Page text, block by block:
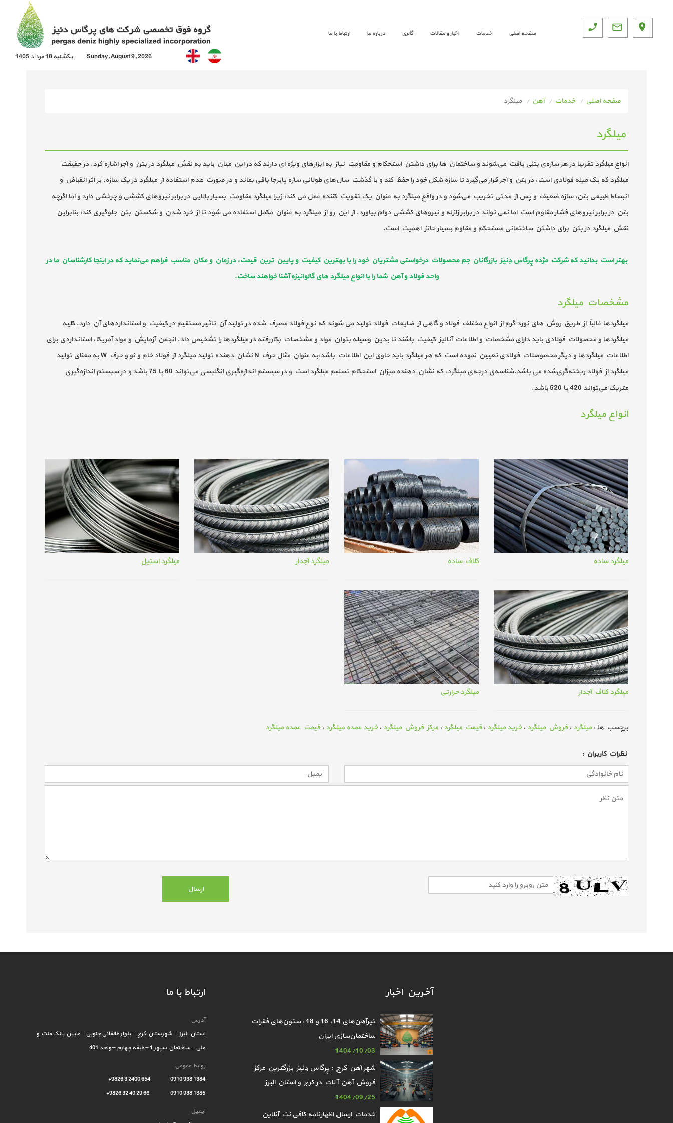
صفحه اصلی خدمات اخبار و مقالات گالری درباره ما ارتباط با ما
يكشنبه 18 مرداد 1405 Sunday, August 9, 2026
صفحه اصلی خدمات آهن میلگرد
میلگرد
انواع میلگرد تقریبا در هر سازه‌ی بتنی یافت می‌شوند و ساختمان ‌ها برای داشتن استحکام و مقاومت نیاز به ابزارهای ویژه ‌ای دارند که در این میان باید به نقش میلگرد در بتن و آجر اشاره کرد. در حقیقت
میلگرد که یک میله فولادی است، در بتن و آجر قرار می‌گیرد تا سازه شکل خود را حفظ کند و با گذشت سال‌های طولانی سازه پابرجا باقی بماند و در صورت عدم استفاده از میلگرد در یک سازه، بر اثر انقباض و
انبساط طبیعی بتن، سازه ضعیف و پس از مدتی تخریب می‌شود و در واقع میلگرد به عنوان یک تقویت کننده عمل می کند؛ زیرا میلگرد مقاومت بسیار بالایی در برابر نیروهای کششی و چرخشی دارد و اما اگرچه
بتن در برابر نیروهای فشار مقاوم است اما نمی تواند در برابر زلزله و نیروهای کششی دوام بیاورد. از این رو از میلگرد به عنوان مکمل استفاده می شود تا از خرد شدن و شکستن بتن جلوگیری کند؛ بنابراین
نقش میلگرد در بتن برای داشتن ساختمانی مستحکم و مقاوم بسیار حائز اهمیت است.
بهتر است بدانید که شرکت مژده پِرگاس دِنیز بازرگانان جم محصولات درخواستی مشتریان خود را با بهترین کیفیت و پایین ترین قیمت، در زمان و مکان مناسب فراهم می‌نماید که در اینجا کارشناسان ما در
واحد فولاد و آهن شما را با انواع میلگرد های گالوانیزه آشنا خواهند ساخت.
مشخصات میلگرد
میلگردها غالباً از طریق روش های نورد گرم از انواع مختلف فولاد و گاهی از ضایعات فولاد تولید می شوند که نوع فولاد مصرف شده در تولید آن تاثیر مستقیم در کیفیت و استانداردهای آن دارد. کلیه
میلگردها و محصولات فولادی باید دارای مشخصات و اطلاعات آنالیز کیفیت باشند تا بدین وسیله بتوان مواد و مشخصات بکاررفته در میلگردها را تشخیص داد. انجمن آزمایش و مواد آمریکا، استانداردی برای
اطلاعات میلگردها و دیگر محصوصلات فولادی تعیین نموده است که هر میلگرد باید حاوی این اطلاعات باشد:به عنوان مثال حرف N نشان دهنده تولید میلگرد از فولاد خام و نو و حرف W به معنای تولید
میلگرد از فولاد ریخته‌گری‌شده می باشد.شناسه‌ی درجه‌ی میلگرد، که نشان دهنده میزان استحکام تسلیم میلگرد است و در سیستم اندازه‌گیری انگلیسی می‌تواند 60 یا 75 باشد و در سیستم اندازه‌گیری
متریک می‌تواند 420 یا 520 باشد.
انواع میلگرد
میلگرد ساده کلاف ساده میلگرد آجدار میلگرد استیل
میلگرد کلاف آجدار میلگرد حرارتی
برچسب ها :میلگرد ،فروش میلگرد ،خرید میلگرد ،قیمت میلگرد ،مرکز فروش میلگرد ،خرید عمده میلگرد ،قیمت عمده میلگرد
نظرات كاربران :
ارتباط با ما
آدرس
استان البرز - شهرستان کرج - بلوار طالقانی جنوبی - مابین بانک ملت و
ملی - ساختمان سپهر 1 – طبقه چهارم – واحد 401
روابط عمومی
1384 938 0910 654 2400 3 9826+
1385 938 0910 66 29 40 32 9826+
ایمیل
آخرین اخبار
تیرآهن‌های 14، 16 و 18 : ستون‌های فقرات
ساختمان‌سازی ایران
1404/10/03
شهر آهن کرج : پِرگاس دِنیز بزرگترین مرکز
فروش آهن آلات در کرج و استان البرز
1404/09/25
خدمات ارسال اظهارنامه کافی نت آنلاین